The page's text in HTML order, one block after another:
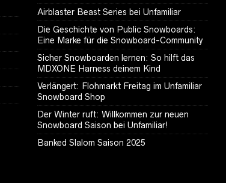
Airblaster Beast Series bei Unfamiliar
Die Geschichte von Public Snowboards:
Eine Marke für die Snowboard-Community
Sicher Snowboarden lernen: So hilft das
MDXONE Harness deinem Kind
Verlängert: Flohmarkt Freitag im Unfamiliar
Snowboard Shop
Der Winter ruft: Willkommen zur neuen
Snowboard Saison bei Unfamiliar!
Banked Slalom Saison 2025